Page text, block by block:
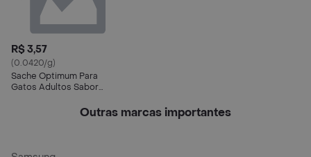
R$ 3,57
(0.0420/g)
Sache Optimum Para
Gatos Adultos Sabor
Outras marcas importantes